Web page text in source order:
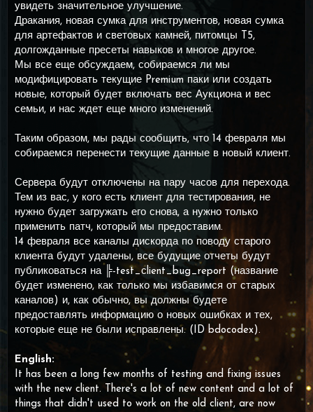
увидеть значительное улучшение.
Дракания, новая сумка для инструментов, новая сумка
для артефактов и световых камней, питомцы T5,
долгожданные пресеты навыков и многое другое.
Мы все еще обсуждаем, собираемся ли мы
модифицировать текущие Premium паки или создать
новые, который будет включать вес Аукциона и вес
семьи, и нас ждет еще много изменений.
Таким образом, мы рады сообщить, что 14 февраля мы
собираемся перенести текущие данные в новый клиент.
Сервера будут отключены на пару часов для перехода.
Тем из вас, у кого есть клиент для тестирования, не
нужно будет загружать его снова, а нужно только
применить патч, который мы предоставим.
14 февраля все каналы дискорда по поводу старого
клиента будут удалены, все будущие отчеты будут
публиковаться на ╠-test_сlient_bug_report (название
будет изменено, как только мы избавимся от старых
каналов) и, как обычно, вы должны будете
предоставлять информацию о новых ошибках и тех,
которые еще не были исправлены. (ID bdocodex).
English:
It has been a long few months of testing and fixing issues
with the new client. There's a lot of new content and a lot of
things that didn't used to work on the old client, are now